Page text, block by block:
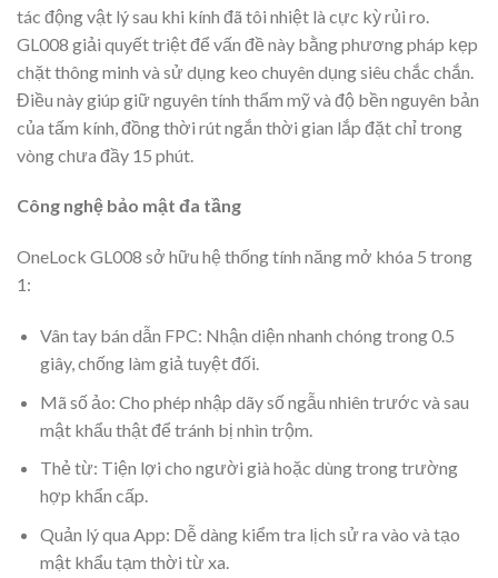
tác động vật lý sau khi kính đã tôi nhiệt là cực kỳ rủi ro.
GL008 giải quyết triệt để vấn đề này bằng phương pháp kẹp
chặt thông minh và sử dụng keo chuyên dụng siêu chắc chắn.
Điều này giúp giữ nguyên tính thẩm mỹ và độ bền nguyên bản
của tấm kính, đồng thời rút ngắn thời gian lắp đặt chỉ trong
vòng chưa đầy 15 phút.
Công nghệ bảo mật đa tầng
OneLock GL008 sở hữu hệ thống tính năng mở khóa 5 trong
1:
Vân tay bán dẫn FPC: Nhận diện nhanh chóng trong 0.5
giây, chống làm giả tuyệt đối.
Mã số ảo: Cho phép nhập dãy số ngẫu nhiên trước và sau
mật khẩu thật để tránh bị nhìn trộm.
Thẻ từ: Tiện lợi cho người già hoặc dùng trong trường
hợp khẩn cấp.
Quản lý qua App: Dễ dàng kiểm tra lịch sử ra vào và tạo
mật khẩu tạm thời từ xa.